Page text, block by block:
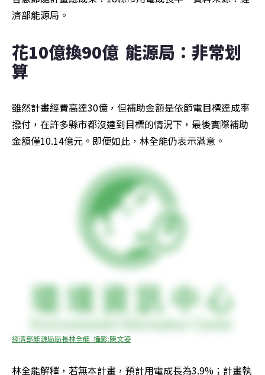
濟部能源局。
花10億換90億  能源局：非常划
算
雖然計畫經費高達30億，但補助金額是依節電目標達成率
撥付，在許多縣市都沒達到目標的情況下，最後實際補助
金額僅10.14億元。即便如此，林全能仍表示滿意。
經濟部能源局局長林全能  攝影:陳文姿
林全能解釋，若無本計畫，預計用電成長為3.9%；計畫執